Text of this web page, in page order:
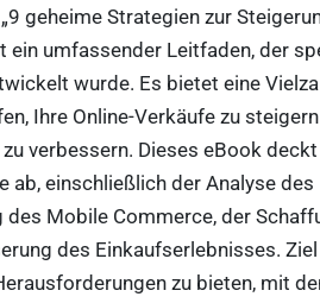
geheime Strategien zur
ein umfassender Leitfaden, der
wurde. Es bietet eine
Ihre Online-Verkäufe zu
verbessern. Dieses eBook
ab, einschließlich der Analyse
des Mobile Commerce, der
des Einkaufserlebnisses.
zu bieten, mit